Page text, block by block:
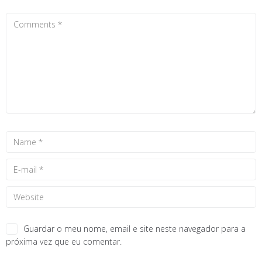
Guardar o meu nome, email e site neste navegador para a
próxima vez que eu comentar.